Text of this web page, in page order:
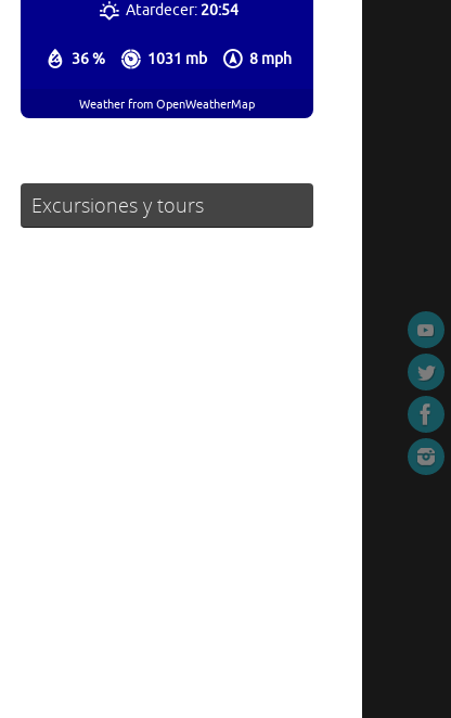
36 % 1031 mb 8 mph
Atardecer:20:54
Weather from OpenWeatherMap
Excursiones y tours